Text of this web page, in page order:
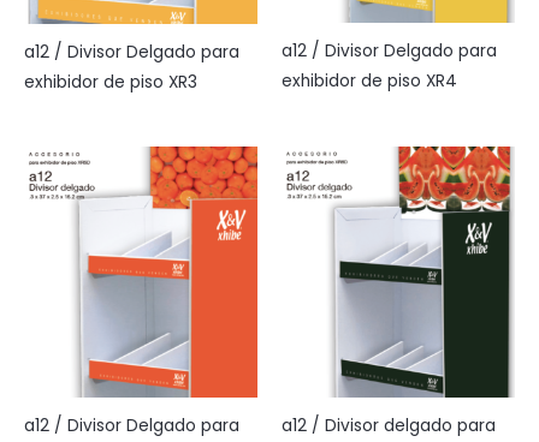
a12 / Divisor Delgado para
exhibidor de piso XR3
a12 / Divisor Delgado para
exhibidor de piso XR4
a12 / Divisor Delgado para a12 / Divisor delgado para